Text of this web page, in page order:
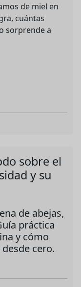
de miel en
cuántas
sorprende a
sobre el
y su
de abejas,
práctica
y cómo
cero.